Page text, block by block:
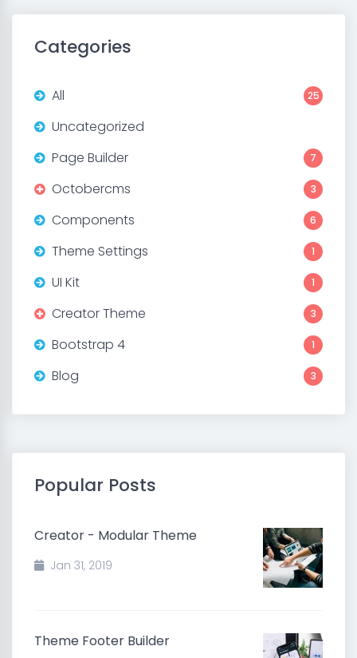
Categories
All 25
Uncategorized
Page Builder
7
Octobercms 3
Components 6
Theme Settings 1
UI Kit 1
Creator Theme 3
Bootstrap 4 1
Blog 3
Popular Posts
Creator - Modular Theme
Jan 31, 2019
Theme Footer Builder